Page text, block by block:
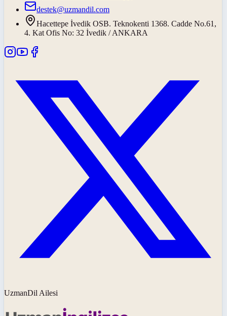
destek@uzmandil.com
Hacettepe İvedik OSB. Teknokenti 1368. Cadde No.61,
4. Kat Ofis No: 32 İvedik / ANKARA
UzmanDil Ailesi